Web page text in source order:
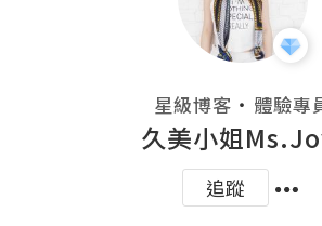
星級博客 ・ 體驗專
久美小姐
追蹤